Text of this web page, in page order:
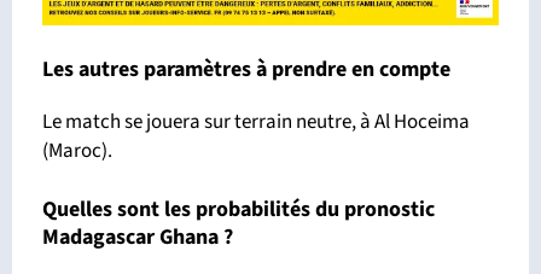
Les autres paramètres à prendre en compte
Le match se jouera sur terrain neutre, à Al Hoceima
(Maroc).
Quelles sont les probabilités du pronostic
Madagascar Ghana ?